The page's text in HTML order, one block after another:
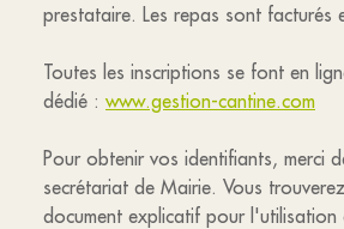
prestataire. Les repas sont facturés
Toutes les inscriptions se font en
dédié : www.gestion-cantine.com
Pour obtenir vos identifiants, merci
secrétariat de Mairie. Vous
document explicatif pour l'utilisation